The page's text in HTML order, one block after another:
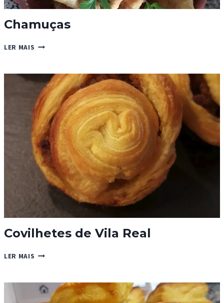
Chamuças
LER MAIS CHAMUÇAS
Covilhetes de Vila Real
LER MAIS COVILHETES
REAL